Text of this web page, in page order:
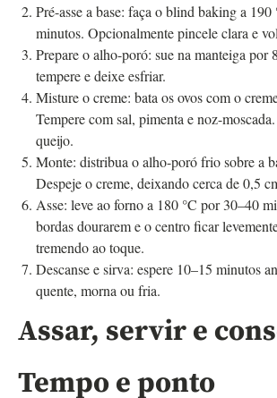
Pré-asse a base: faça o blind baking a
minutos. Opcionalmente pincele clara e
Prepare o alho-poró: sue na manteiga por
tempere e deixe esfriar.
Misture o creme: bata os ovos com o
Tempere com sal, pimenta e noz-
queijo.
Monte: distribua o alho-poró frio sobre a
Despeje o creme, deixando cerca de 0,5
Asse: leve ao forno a 180 °C por 30–40
bordas dourarem e o centro ficar
tremendo ao toque.
Descanse e sirva: espere 10–15 minutos
quente, morna ou fria.
Assar, servir e
Tempo e ponto